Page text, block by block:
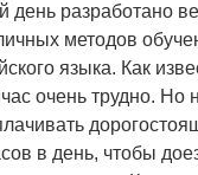
день разработано
методов
языка. Как
очень трудно. Но
в день, чтобы